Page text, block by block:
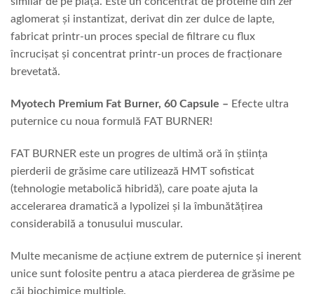
aglomerat și instantizat, derivat din zer dulce de lapte,
fabricat printr-un proces special de filtrare cu flux
încrucișat și concentrat printr-un proces de fracționare
brevetată.
Myotech Premium Fat Burner, 60 Capsule – Efecte ultra
puternice cu noua formulă FAT BURNER!
FAT BURNER este un progres de ultimă oră în știința
pierderii de grăsime care utilizează HMT sofisticat
(tehnologie metabolică hibridă), care poate ajuta la
accelerarea dramatică a lypolizei și la îmbunătățirea
considerabilă a tonusului muscular.
Multe mecanisme de acțiune extrem de puternice și inerent
unice sunt folosite pentru a ataca pierderea de grăsime pe
căi biochimice multiple.